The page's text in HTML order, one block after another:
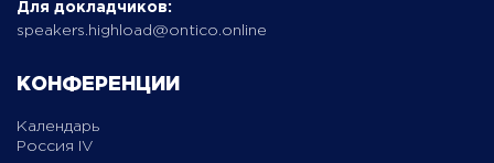
Для докладчиков:
speakers.highload@ontico.online
КОНФЕРЕНЦИИ
Календарь
Россия IV